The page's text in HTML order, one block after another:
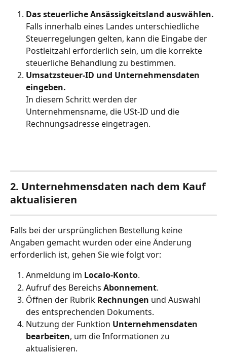
Das steuerliche Ansässigkeitsland auswählen.
Falls innerhalb eines Landes unterschiedliche
Steuerregelungen gelten, kann die Eingabe der
Postleitzahl erforderlich sein, um die korrekte
steuerliche Behandlung zu bestimmen.
Umsatzsteuer-ID und Unternehmensdaten
eingeben.
In diesem Schritt werden der
Unternehmensname, die USt-ID und die
Rechnungsadresse eingetragen.
2. Unternehmensdaten nach dem Kauf
aktualisieren
Falls bei der ursprünglichen Bestellung keine
Angaben gemacht wurden oder eine Änderung
erforderlich ist, gehen Sie wie folgt vor:
Anmeldung im Localo-Konto.
Aufruf des Bereichs Abonnement.
Öffnen der Rubrik Rechnungen und Auswahl
des entsprechenden Dokuments.
Nutzung der Funktion Unternehmensdaten
bearbeiten, um die Informationen zu
aktualisieren.